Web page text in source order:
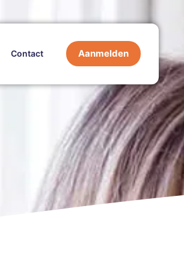
Contact Aanmelden